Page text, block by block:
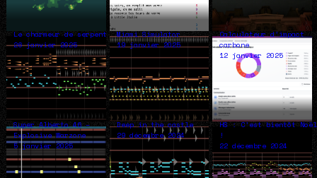
Le charmeur de serpent
26 janvier 2025
Miami Simulator
19 janvier 2025
Calculateur d’impact
carbone
12 janvier 2025
Super Alberto 46 –
Explosive Warzone
5 janvier 2025
Deep in the castle
29 décembre 2024
HS : C’est bientôt Noël
!
22 décembre 2024